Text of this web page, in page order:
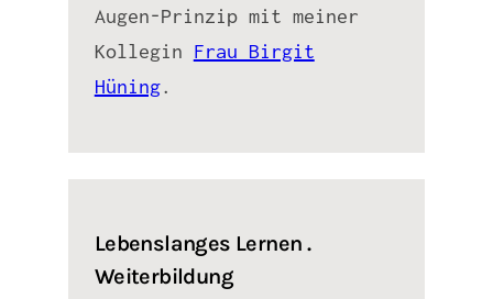
Augen-Prinzip mit meiner
Kollegin Frau Birgit
Hüning.
Lebenslanges Lernen .
Weiterbildung